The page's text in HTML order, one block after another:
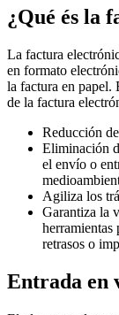
¿Qué és la
La factura
en formato
la factura en papel.
de la factura
Reducción
Eliminación
el envío o
Agiliza los
Garantiza la
herramientas
retrasos o
Entrada en